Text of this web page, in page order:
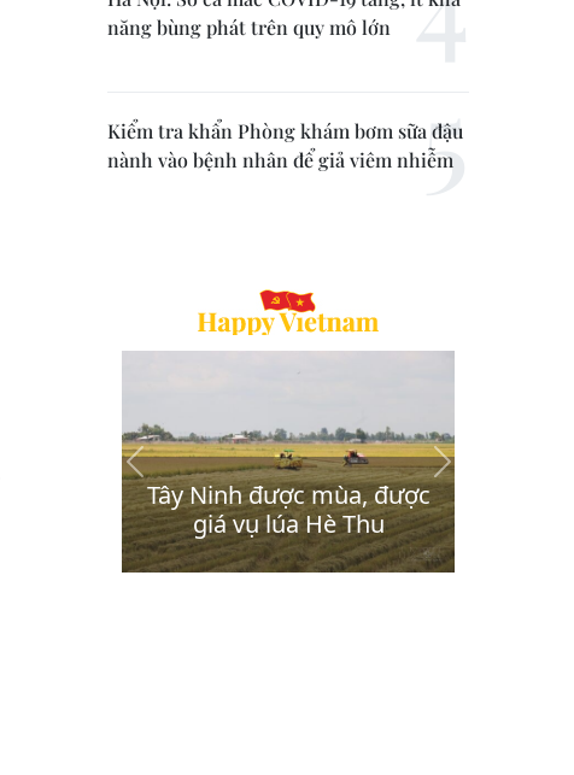
năng bùng phát trên quy mô lớn
Kiểm tra khẩn Phòng khám bơm sữa đậu
nành vào bệnh nhân để giả viêm nhiễm